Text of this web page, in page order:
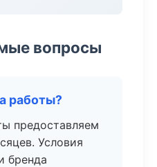
вопросы
работы?
предоставляем
Условия
бренда